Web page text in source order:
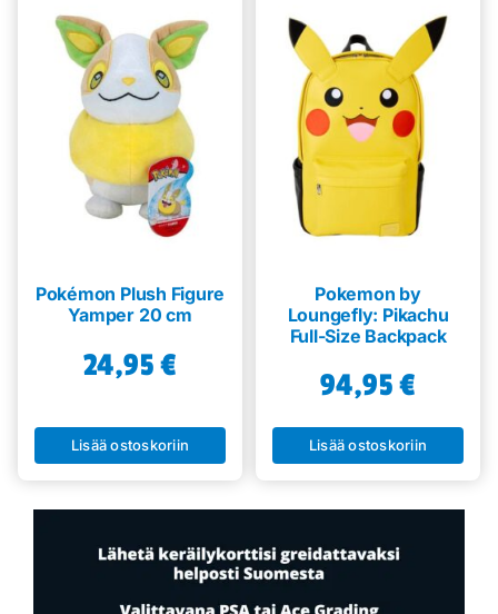
Pokémon Plush Figure
Yamper 20 cm
24,95€
Lisää ostoskoriin
Pokemon by
Loungefly: Pikachu
Full-Size Backpack
94,95€
Lisää ostoskoriin